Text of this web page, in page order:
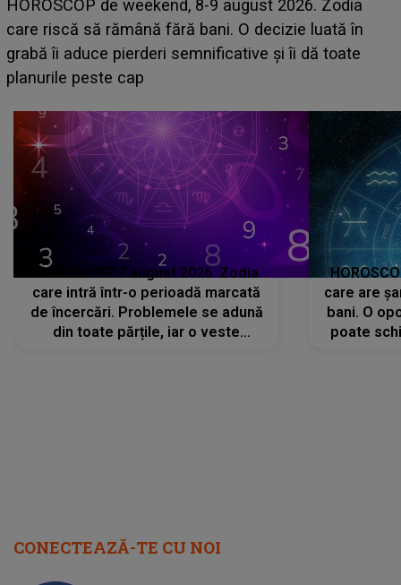
Emanuel a ținut ACEST DETALIU ASCUNS până
acum! În fața Alexandrei, concurentul din Casa Iubirii
face o MĂRTURISIRE NEAȘTEPTATĂ despre mama
sa: "I-am spus și ei în față, eu nu te iubesc pentru
HOROSCOP 7 august 2026. Zodia
care intră într-o perioadă marcată
de încercări. Problemele se adună
din toate părțile, iar o veste
care are
bani. O
poate
CONECTEAZĂ-TE CU NOI